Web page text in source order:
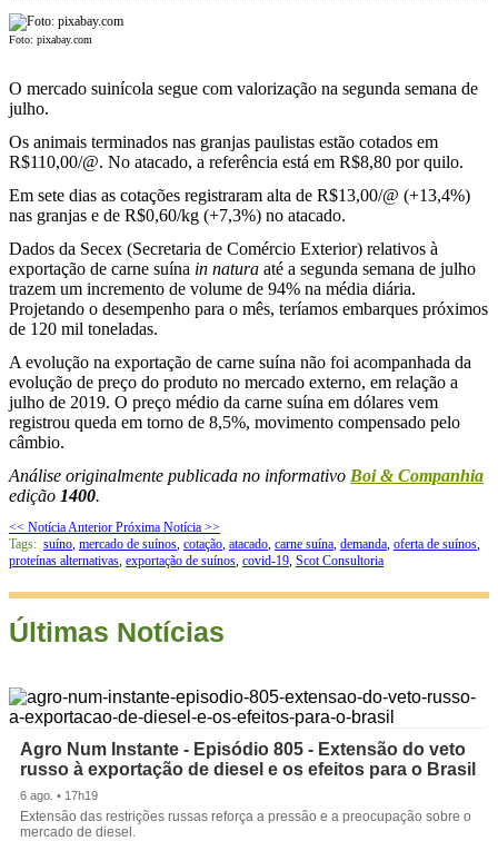
Foto: pixabay.com
O mercado suinícola segue com valorização na segunda semana de
julho.
Os animais terminados nas granjas paulistas estão cotados em
R$110,00/@. No atacado, a referência está em R$8,80 por quilo.
Em sete dias as cotações registraram alta de R$13,00/@ (+13,4%)
nas granjas e de R$0,60/kg (+7,3%) no atacado.
Dados da Secex (Secretaria de Comércio Exterior) relativos à
exportação de carne suína in natura até a segunda semana de julho
trazem um incremento de volume de 94% na média diária.
Projetando o desempenho para o mês, teríamos embarques próximos
de 120 mil toneladas.
A evolução na exportação de carne suína não foi acompanhada da
evolução de preço do produto no mercado externo, em relação a
julho de 2019. O preço médio da carne suína em dólares vem
registrou queda em torno de 8,5%, movimento compensado pelo
câmbio.
Análise originalmente publicada no informativo Boi & Companhia
edição 1400.
<< Notícia Anterior Próxima Notícia >>
Tags: suíno, mercado de suínos, cotação, atacado, carne suína, demanda, oferta de suínos,
proteínas alternativas, exportação de suínos, covid-19, Scot Consultoria
Últimas Notícias
Agro Num Instante - Episódio 805 - Extensão do veto
russo à exportação de diesel e os efeitos para o Brasil
6 ago. • 17h19
Extensão das restrições russas reforça a pressão e a preocupação sobre o
mercado de diesel.